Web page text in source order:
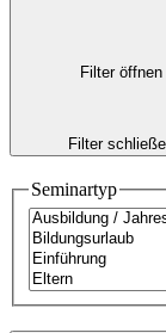
Filter öffnen
Filter
Seminartyp